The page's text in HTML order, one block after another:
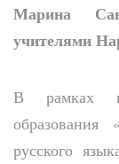
Марина
учителями
В рамках
образования
русского